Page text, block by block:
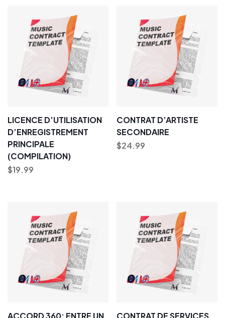
LICENCE D’UTILISATION
D’ENREGISTREMENT
PRINCIPALE
(COMPILATION)
$19.99
CONTRAT D’ARTISTE
SECONDAIRE
$24.99
ACCORD 360: ENTRE UN CONTRAT DE SERVICES